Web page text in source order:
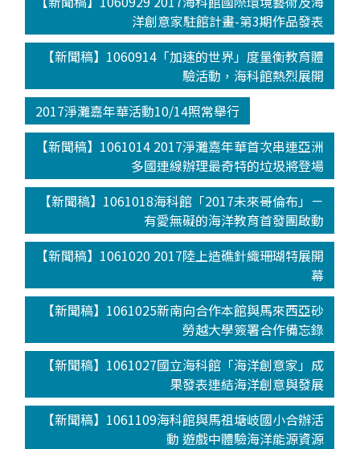
洋創意家駐館計畫-第3期作品發表
【新聞稿】1060914「加速的世界」度量衡教育體
驗活動，海科館熱烈展開
2017淨灘嘉年華活動10/14照常舉行
【新聞稿】1061014 2017淨灘嘉年華首次串連亞洲
多國連線辦理最奇特的垃圾將登場
【新聞稿】1061018海科館「2017未來哥倫布」－
有愛無礙的海洋教育首發團啟動
【新聞稿】1061020 2017陸上造礁針織珊瑚特展開
幕
【新聞稿】1061025新南向合作本館與馬來西亞砂
勞越大學簽署合作備忘錄
【新聞稿】1061027國立海科館「海洋創意家」成
果發表連結海洋創意與發展
【新聞稿】1061109海科館與馬祖塘岐國小合辦活
動 遊戲中體驗海洋能源資源